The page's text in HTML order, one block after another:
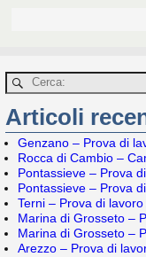
Articoli
Genzano – Prova di
Rocca di Cambio –
Pontassieve – Prova
Pontassieve – Prova
Terni – Prova di lavoro
Marina di Grosseto –
Marina di Grosseto –
Arezzo – Prova di